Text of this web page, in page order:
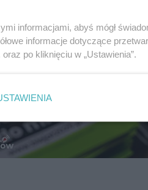
informacjami, abyś mógł
informacje dotyczące
oraz po kliknięciu w „Ustawienia”.